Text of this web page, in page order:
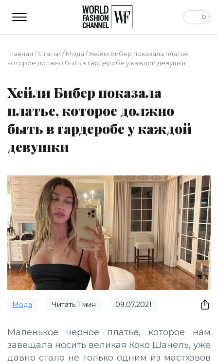
Главная /Статьи /Мода /Хейли Бибер показала платье,
которое должно быть в гардеробе у каждой девушки
Хейли Бибер показала
платье, которое должно
быть в гардеробе у каждой
девушки
Мода Читать 1 мин 09.07.2021
Маленькое черное платье, которое нам
завещала носить великая Коко Шанель, уже
давно стало не только одним из мастхэвов